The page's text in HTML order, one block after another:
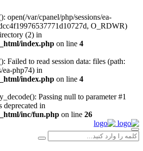
open(/var/cpanel/php/sessions/ea-
O_RDWR)
(2) in
index.php on line 4
Failed to read session data: files (path:
ea-php74) in
index.php on line 4
Passing null to parameter #1
deprecated in
inc/fun.php on line 26